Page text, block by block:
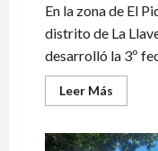
En la zona de El
distrito de La
desarrolló la 3º
Leer Más
más
Oro